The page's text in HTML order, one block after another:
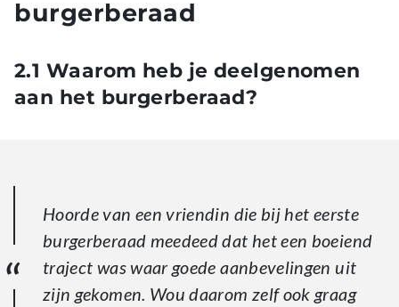
burgerberaad
2.1 Waarom heb je deelgenomen
aan het burgerberaad?
Hoorde van een vriendin die bij het eerste
burgerberaad meedeed dat het een boeiend
traject was waar goede aanbevelingen uit
zijn gekomen. Wou daarom zelf ook graag